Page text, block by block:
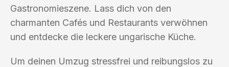
Gastronomieszene. Lass dich von den
charmanten Cafés und Restaurants verwöhnen
und entdecke die leckere ungarische Küche.
Um deinen Umzug stressfrei und reibungslos zu